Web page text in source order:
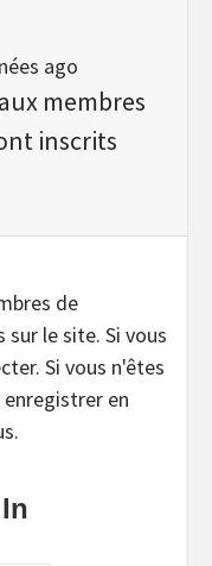
ago
membres
inscrits
de
le site. Si vous
Si vous n'êtes
en